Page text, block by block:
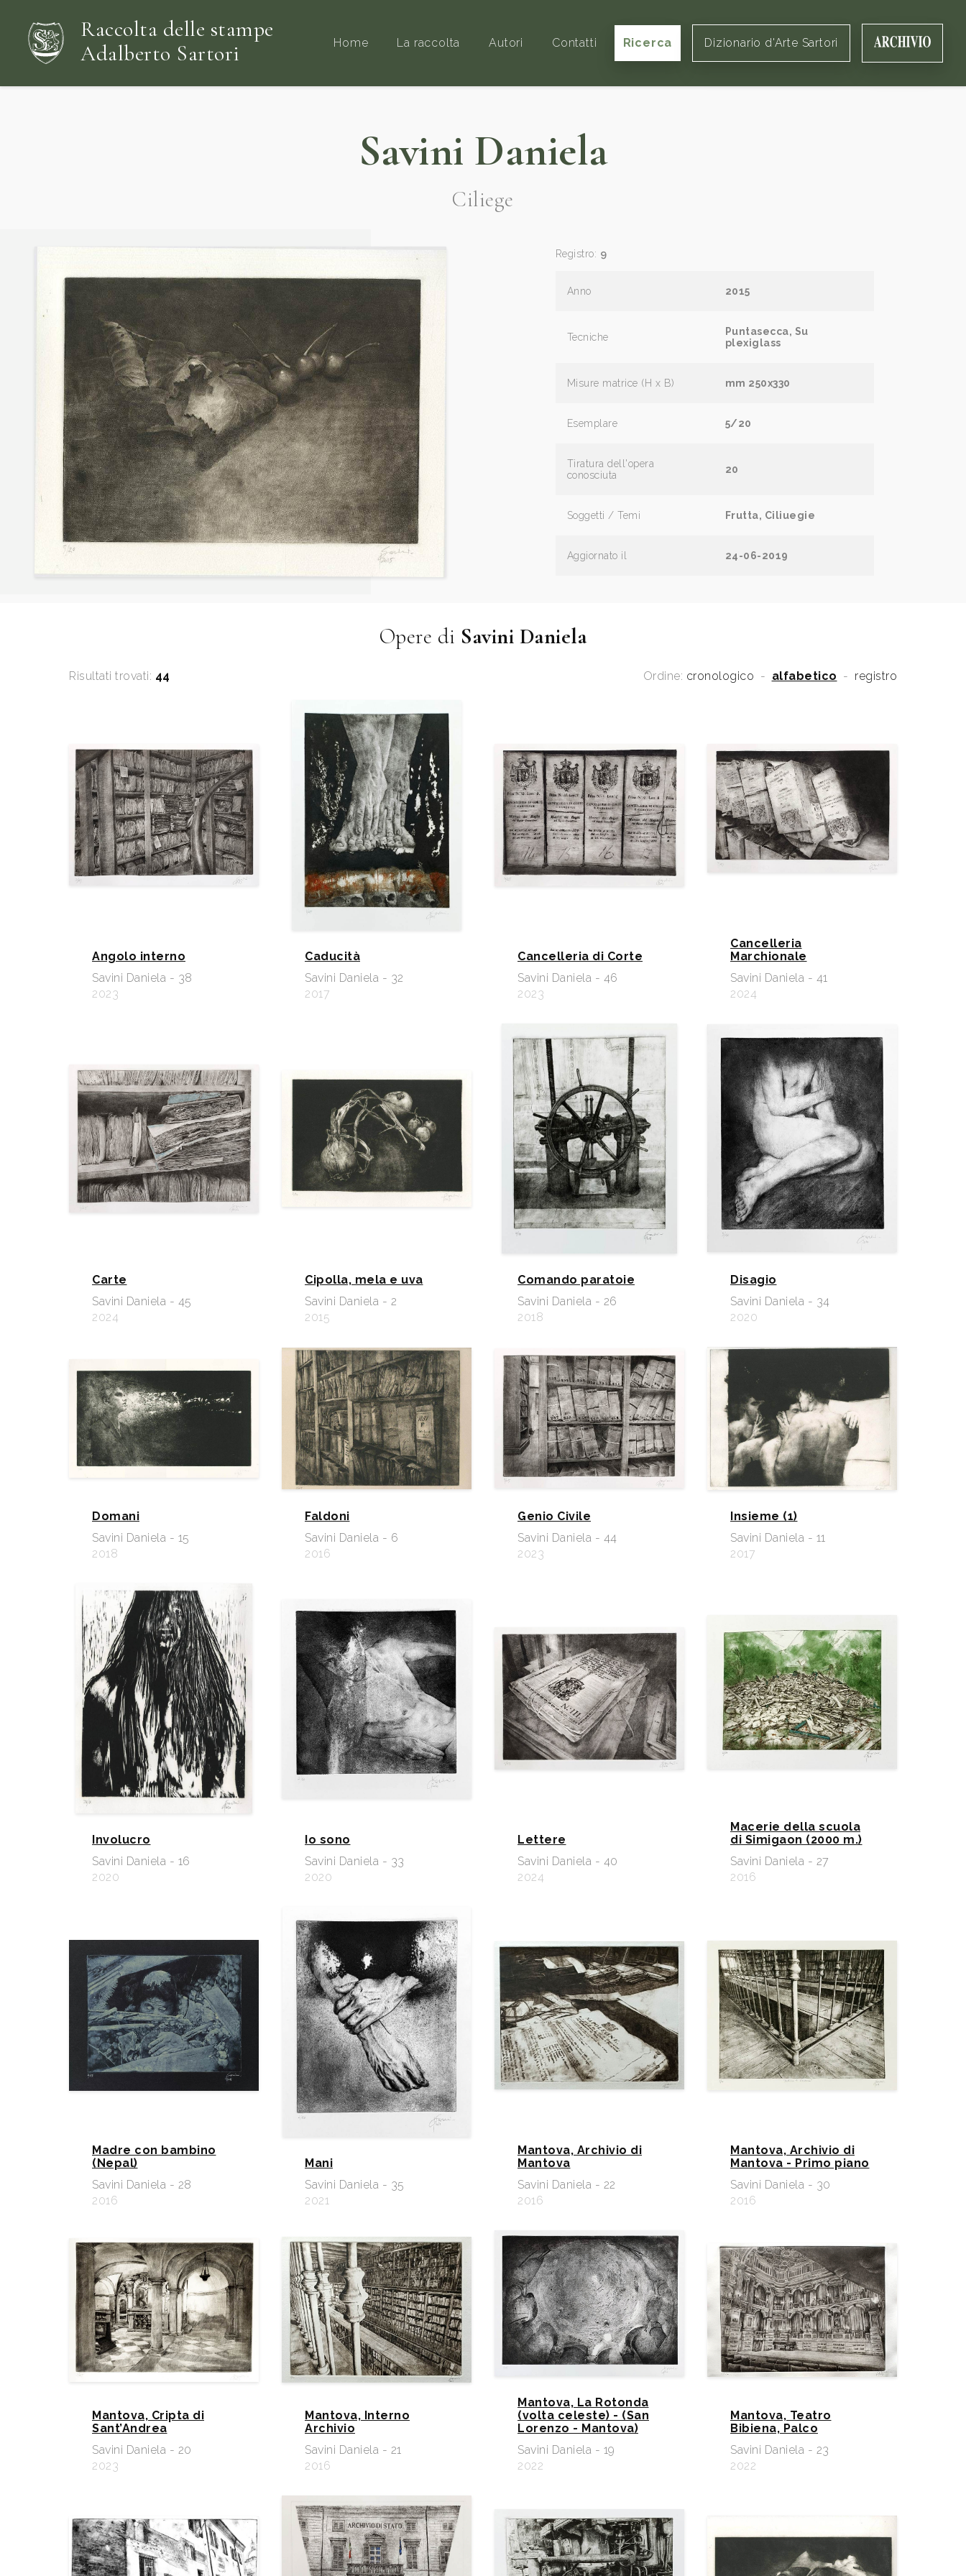
Raccolta delle stampe
Adalberto Sartori
Home La raccolta Autori Contatti Ricerca Dizionario d'Arte Sartori
Savini Daniela
Ciliege
Registro: 9
Anno 2015
Tecniche
Puntasecca, Su
plexiglass
Misure matrice (H x B) mm 250x330
Esemplare 5/20
Tiratura dell'opera
conosciuta
20
Soggetti / Temi Frutta, Ciliuegie
Aggiornato il 24-06-2019
Opere di Savini Daniela
Risultati trovati: 44 Ordine: cronologico - alfabetico - registro
Angolo interno
Savini Daniela - 38
2023
Caducità
Savini Daniela - 32
2017
Cancelleria di Corte
Savini Daniela - 46
2023
Cancelleria
Marchionale
Savini Daniela - 41
2024
Carte
Savini Daniela - 45
2024
Cipolla, mela e uva
Savini Daniela - 2
2015
Comando paratoie
Savini Daniela - 26
2018
Disagio
Savini Daniela - 34
2020
Domani
Savini Daniela - 15
2018
Faldoni
Savini Daniela - 6
2016
Genio Civile
Savini Daniela - 44
2023
Insieme (1)
Savini Daniela - 11
2017
Involucro
Savini Daniela - 16
2020
Io sono
Savini Daniela - 33
2020
Lettere
Savini Daniela - 40
2024
Macerie della scuola
di Simigaon (2000 m.)
Savini Daniela - 27
2016
Madre con bambino
(Nepal)
Savini Daniela - 28
2016
Mani
Savini Daniela - 35
2021
Mantova, Archivio di
Mantova
Savini Daniela - 22
2016
Mantova, Archivio di
Mantova - Primo piano
Savini Daniela - 30
2016
Mantova, Cripta di
Sant’Andrea
Savini Daniela - 20
2023
Mantova, Interno
Archivio
Savini Daniela - 21
2016
Mantova, La Rotonda
(volta celeste) - (San
Lorenzo - Mantova)
Savini Daniela - 19
2022
Mantova, Teatro
Bibiena, Palco
Savini Daniela - 23
2022